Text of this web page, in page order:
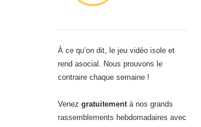
À ce qu’on dit, le jeu vidéo isole et
rend asocial. Nous prouvons le
contraire chaque semaine !
Venez gratuitementà nos grands
rassemblements hebdomadaires avec